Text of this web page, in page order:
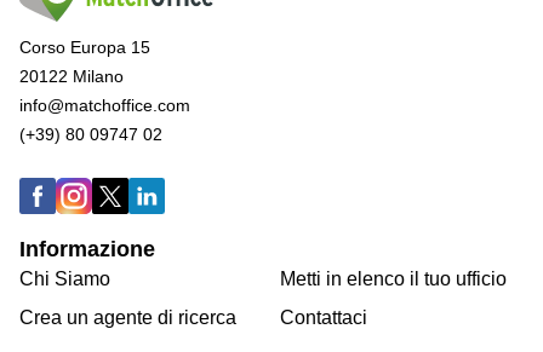
Corso Europa 15
20122 Milano
info@matchoffice.com
(+39) 80 09747 02
Informazione
Chi Siamo
Crea un agente di ricerca
Metti in elenco il tuo ufficio
Contattaci